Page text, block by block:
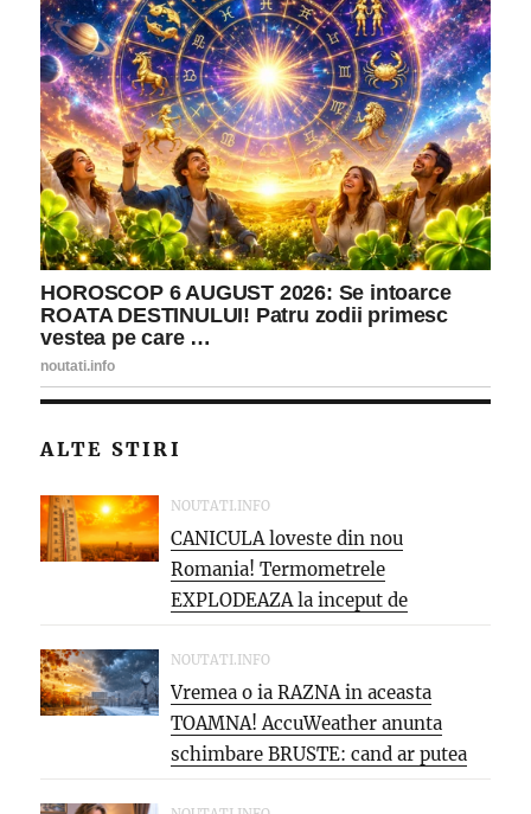
ALTE STIRI
NOUTATI.INFO
CANICULA loveste din nou
Romania! Termometrele
EXPLODEAZA la inceput de
saptamana: aproape 40°C si
PARJOL...
NOUTATI.INFO
Vremea o ia RAZNA in aceasta
TOAMNA! AccuWeather anunta
schimbare BRUSTE: cand ar putea
veni...